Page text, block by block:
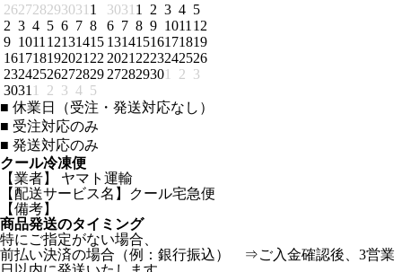
262728293031 1
2 3 4 5 6 7 8
9 1011 12131415
161718192021 22
23242526272829
3031 1 2 3 4 5
3031 1 2 3 4 5
6 7 8 9 1011 12
13141516171819
2021 2223242526
272829301 2 3
■ 休業日（受注・発送対応なし）
■ 受注対応のみ
■ 発送対応のみ
クール冷凍便
【業者】 ヤマト運輸
【配送サービス名】クール宅急便
【備考】
商品発送のタイミング
特にご指定がない場合、
前払い決済の場合（例：銀行振込） ⇒ご入金確認後、3営業